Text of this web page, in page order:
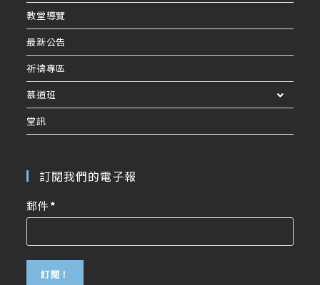
教堂導覽
最新公告
祈禱專區
慕道班
堂訊
訂閱我們的電子報
郵件*